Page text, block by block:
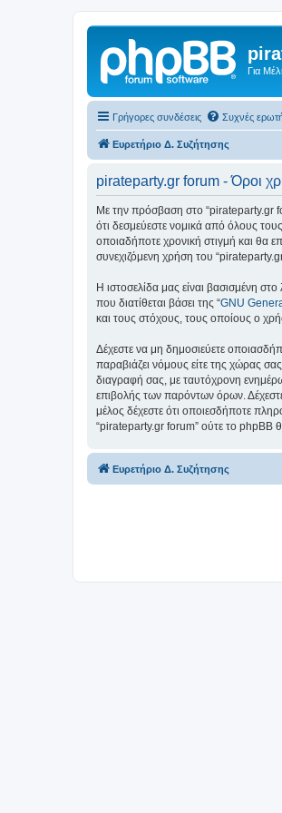
Για
Γρήγορες συνδέσεις Συχνές
Ευρετήριο Δ. Συζήτησης
pirateparty.gr forum - Όροι
Με την πρόσβαση στο “pirateparty.gr
ότι δεσμεύεστε νομικά από όλους
οποιαδήποτε χρονική στιγμή και θα
συνεχιζόμενη χρήση του
Η ιστοσελίδα μας είναι βασισμένη
που διατίθεται βάσει της “GNU
και τους στόχους, τους οποίους ο
Δέχεστε να μη δημοσιεύετε
παραβιάζει νόμους είτε της χώρας
διαγραφή σας, με ταυτόχρονη
επιβολής των παρόντων όρων. Δέχεστε
μέλος δέχεστε ότι οποιεσδήποτε
“pirateparty.gr forum” ούτε το phpBB
Ευρετήριο Δ. Συζήτησης